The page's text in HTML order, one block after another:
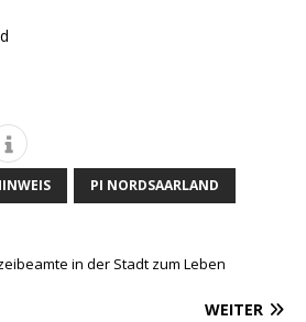
PI NORDSAARLAND
in der Stadt zum Leben
WEITER